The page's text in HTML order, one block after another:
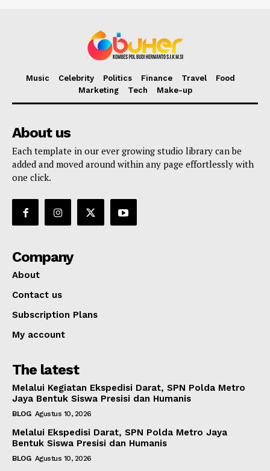
Music Celebrity Politics Finance Travel
Food
Marketing
Tech Make-up
About us
Each template in our ever growing studio library can be
added and moved around within any page effortlessly with
one click.
Company
About
Contact us
Subscription Plans
My account
The latest
Melalui Kegiatan Ekspedisi Darat, SPN Polda Metro
Jaya Bentuk Siswa Presisi dan Humanis
BLOG Agustus 10, 2026
Melalui Ekspedisi Darat, SPN Polda Metro Jaya
Bentuk Siswa Presisi dan Humanis
BLOG Agustus 10, 2026